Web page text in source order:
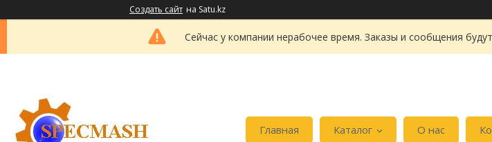
Создать сайт на Satu.kz
Сейчас у компании нерабочее время. Заказы и сообщения
Главная Каталог О нас